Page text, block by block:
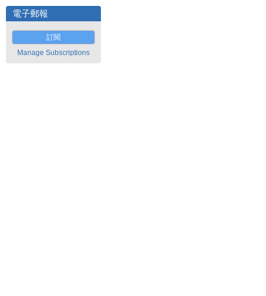
電子郵報
訂閱
Manage Subscriptions